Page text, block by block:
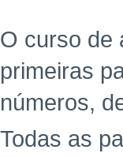
O curso de
primeiras
números,
Todas as